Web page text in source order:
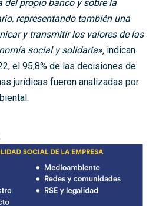
del propio banco y sobre la
representando también una
y transmitir los valores de las
social y solidaria», indican
el 95,8% de las decisiones de
jurídicas fueron analizadas por